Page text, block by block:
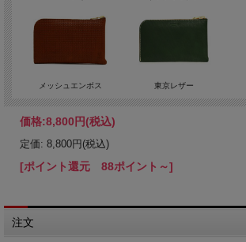
メッシュエンボス 東京レザー
価格:8,800円(税込)
定価: 8,800円(税込)
[ポイント還元 88ポイント～]
注文